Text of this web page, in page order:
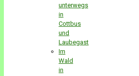
unterwegs
in
Cottbus
und
Laubegast
Im
Wald
in